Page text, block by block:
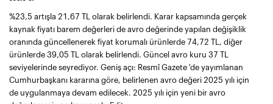
%23,5 artışla 21,67 TL olarak belirlendi. Karar kapsamında gerçek
kaynak fiyatı barem değerleri de avro değerinde yapılan değişiklik
oranında güncellenerek fiyat korumalı ürünlerde 74,72 TL, diğer
ürünlerde 39,05 TL olarak belirlendi. Güncel avro kuru 37 TL
seviyelerinde seyrediyor. Geniş açı: Resmî Gazete 'de yayımlanan
Cumhurbaşkanı kararına göre, belirlenen avro değeri 2025 yılı için
de uygulanmaya devam edilecek. 2025 yılı için yeni bir avro